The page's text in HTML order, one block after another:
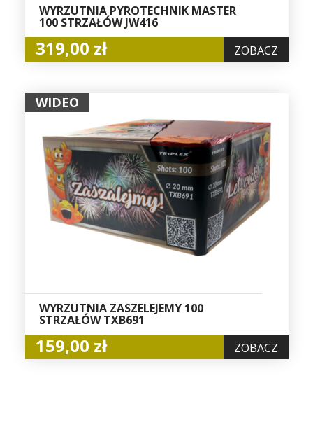
WYRZUTNIA PYROTECHNIK MASTER
100 STRZAŁÓW JW416
319,00 zł ZOBACZ
WIDEO
WYRZUTNIA ZASZELEJEMY 100
STRZAŁÓW TXB691
159,00 zł ZOBACZ